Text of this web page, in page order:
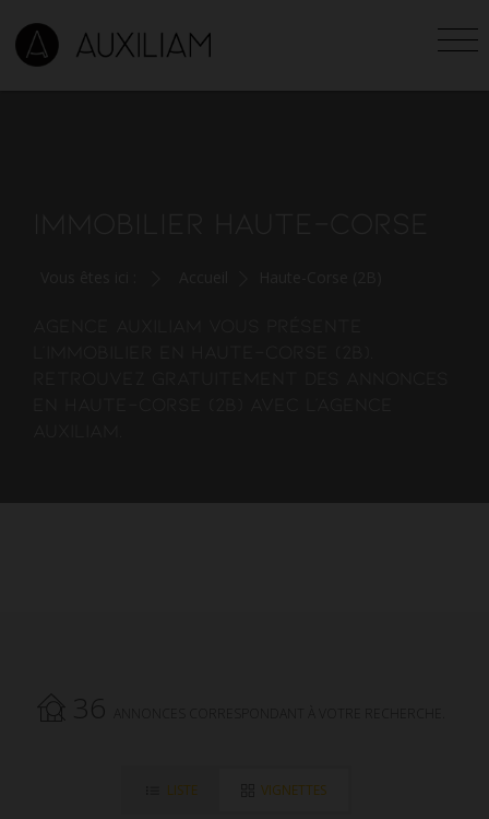
36
LISTE VIGNETTES